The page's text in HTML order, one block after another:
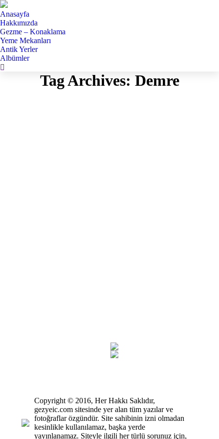
Anasayfa
Hakkımızda
Gezme – Konaklama
Yeme Mekanları
Antik Yerler
Albümler
Search:
Tag Archives: Demre
Copyright © 2016, Her Hakkı Saklıdır,
gezyeic.com sitesinde yer alan tüm yazılar ve
fotoğraflar özgündür. Site sahibinin izni olmadan
kesinlikle kullanılamaz, başka yerde
yayınlanamaz. Siteyle ilgili her türlü sorunuz için,